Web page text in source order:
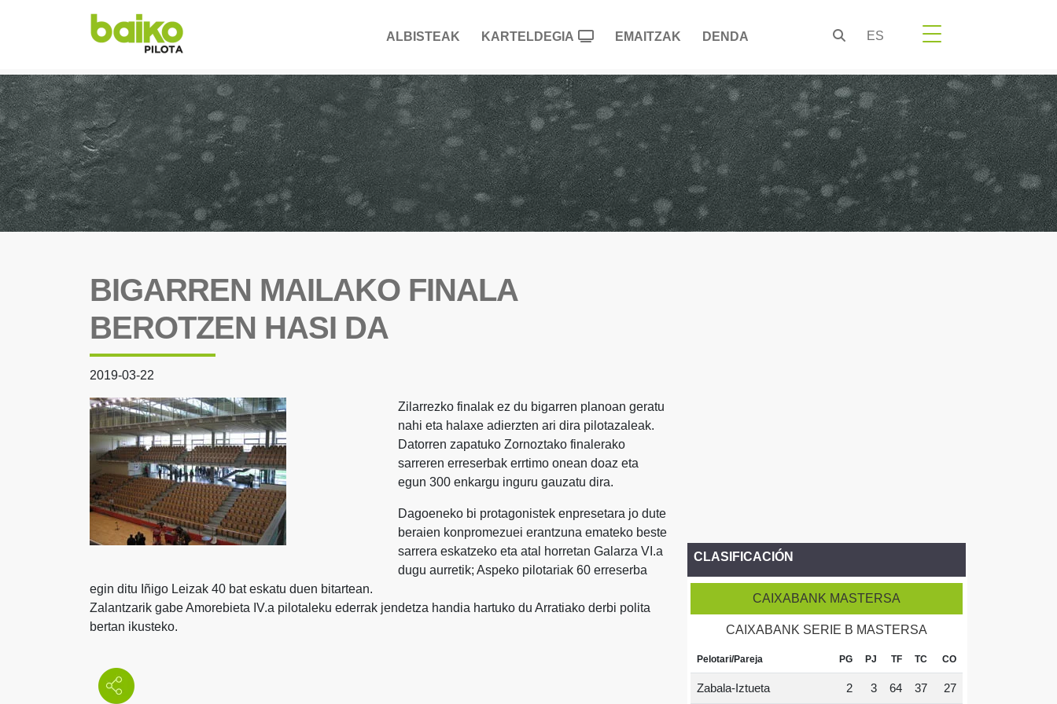
ALBISTEAK KARTELDEGIA EMAITZAK DENDA ES
BIGARREN MAILAKO FINALA
BEROTZEN HASI DA
2019-03-22
Zilarrezko finalak ez du bigarren planoan geratu
nahi eta halaxe adierzten ari dira pilotazaleak.
Datorren zapatuko Zornoztako finalerako
sarreren erreserbak errtimo onean doaz eta
egun 300 enkargu inguru gauzatu dira.
Dagoeneko bi protagonistek enpresetara jo dute
beraien konpromezuei erantzuna emateko beste
sarrera eskatzeko eta atal horretan Galarza VI.a
dugu aurretik; Aspeko pilotariak 60 erreserba
egin ditu Iñigo Leizak 40 bat eskatu duen bitartean.
Zalantzarik gabe Amorebieta IV.a pilotaleku ederrak jendetza handia hartuko du Arratiako derbi polita
bertan ikusteko.
CLASIFICACIÓN
CAIXABANK MASTERSA
CAIXABANK SERIE B MASTERSA
Pelotari/Pareja PG PJ TF TC CO
Zabala-Iztueta 2 3 64 37 27